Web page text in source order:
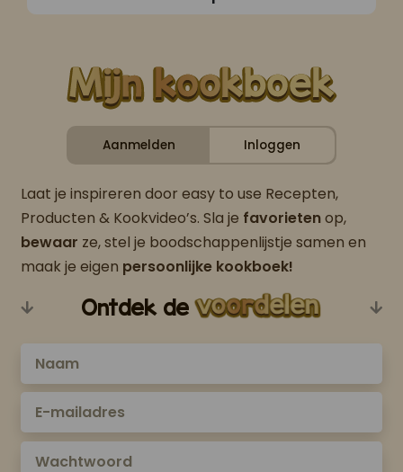
Aanmelden Inloggen
Laat je inspireren door easy to use Recepten,
Producten & Kookvideo’s. Sla je favorietenop,
bewaar ze, stel je boodschappenlijstje samen en
maak je eigen persoonlijke kookboek!
Ontdek de